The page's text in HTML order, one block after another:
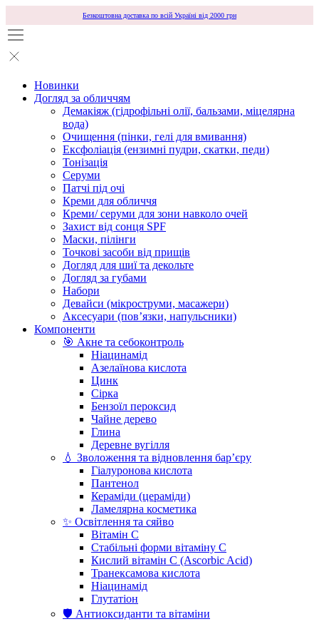
Безкоштовна доставка по всій Україні від 2000 грн
Новинки
Догляд за обличчям
Демакіяж (гідрофільні олії, бальзами, міцелярна
вода)
Очищення (пінки, гелі для вмивання)
Ексфоліація (ензимні пудри, скатки, педи)
Тонізація
Серуми
Патчі під очі
Креми для обличчя
Креми/ серуми для зони навколо очей
Захист від сонця SPF
Маски, пілінги
Точкові засоби від прищів
Догляд для шиї та декольте
Догляд за губами
Набори
Девайси (мікроструми, масажери)
Аксесуари (повʼязки, напульсники)
Компоненти
🎯 Акне та себоконтроль
Ніацинамід
Азелаїнова кислота
Цинк
Сірка
Бензоїл пероксид
Чайне дерево
Глина
Деревне вугілля
💧 Зволоження та відновлення бар’єру
Гіалуронова кислота
Пантенол
Кераміди (цераміди)
Ламелярна косметика
✨ Освітлення та сяйво
Вітамін С
Стабільні форми вітаміну С
Кислий вітамін С (Ascorbic Acid)
Транексамова кислота
Ніацинамід
Глутатіон
🛡️ Антиоксиданти та вітаміни